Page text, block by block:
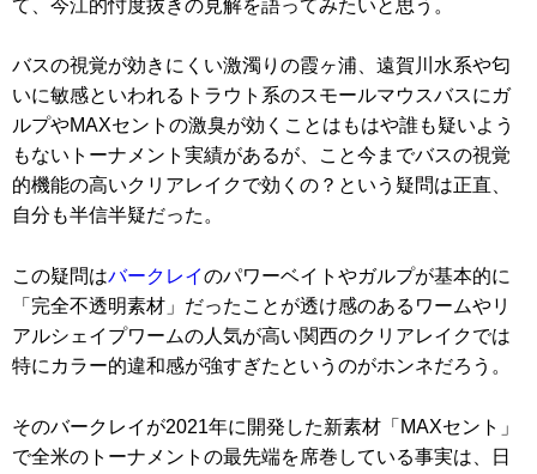
て、今江的忖度抜きの見解を語ってみたいと思う。
バスの視覚が効きにくい激濁りの霞ヶ浦、遠賀川水系や匂
いに敏感といわれるトラウト系のスモールマウスバスにガ
ルプやMAXセントの激臭が効くことはもはや誰も疑いよう
もないトーナメント実績があるが、こと今までバスの視覚
的機能の高いクリアレイクで効くの？という疑問は正直、
自分も半信半疑だった。
この疑問はバークレイのパワーベイトやガルプが基本的に
「完全不透明素材」だったことが透け感のあるワームやリ
アルシェイプワームの人気が高い関西のクリアレイクでは
特にカラー的違和感が強すぎたというのがホンネだろう。
そのバークレイが2021年に開発した新素材「MAXセント」
で全米のトーナメントの最先端を席巻している事実は、日